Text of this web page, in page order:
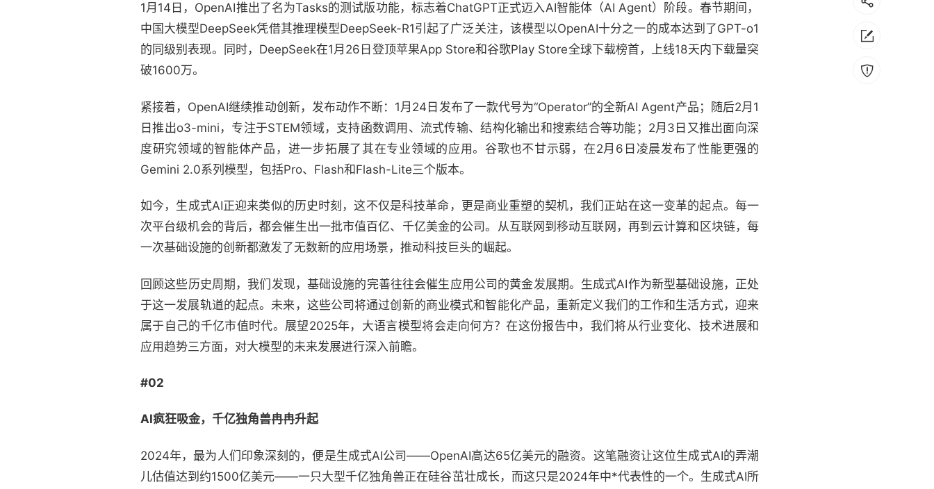
1月14日，OpenAI推出了名为Tasks的测试版功能，标志着ChatGPT正式迈入AI智能体（AI Agent）阶段。春节期间，
中国大模型DeepSeek凭借其推理模型DeepSeek-R1引起了广泛关注，该模型以OpenAI十分之一的成本达到了GPT-o1
的同级别表现。同时，DeepSeek在1月26日登顶苹果App Store和谷歌Play Store全球下载榜首，上线18天内下载量突
破1600万。
紧接着，OpenAI继续推动创新，发布动作不断：1月24日发布了一款代号为“Operator”的全新AI Agent产品；随后2月1
日推出o3-mini，专注于STEM领域，支持函数调用、流式传输、结构化输出和搜索结合等功能；2月3日又推出面向深
度研究领域的智能体产品，进一步拓展了其在专业领域的应用。谷歌也不甘示弱，在2月6日凌晨发布了性能更强的
Gemini 2.0系列模型，包括Pro、Flash和Flash-Lite三个版本。
如今，生成式AI正迎来类似的历史时刻，这不仅是科技革命，更是商业重塑的契机，我们正站在这一变革的起点。每一
次平台级机会的背后，都会催生出一批市值百亿、千亿美金的公司。从互联网到移动互联网，再到云计算和区块链，每
一次基础设施的创新都激发了无数新的应用场景，推动科技巨头的崛起。
回顾这些历史周期，我们发现，基础设施的完善往往会催生应用公司的黄金发展期。生成式AI作为新型基础设施，正处
于这一发展轨道的起点。未来，这些公司将通过创新的商业模式和智能化产品，重新定义我们的工作和生活方式，迎来
属于自己的千亿市值时代。展望2025年，大语言模型将会走向何方？在这份报告中，我们将从行业变化、技术进展和
应用趋势三方面，对大模型的未来发展进行深入前瞻。
#02
AI疯狂吸金，千亿独角兽冉冉升起
2024年，最为人们印象深刻的，便是生成式AI公司——OpenAI高达65亿美元的融资。这笔融资让这位生成式AI的弄潮
儿估值达到约1500亿美元——一只大型千亿独角兽正在硅谷茁壮成长，而这只是2024年中*代表性的一个。生成式AI所